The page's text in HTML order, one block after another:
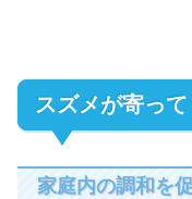
スズメが寄っ
家庭内の調和を